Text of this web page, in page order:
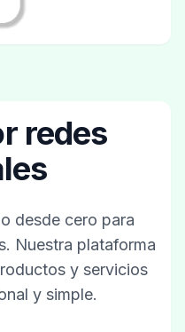
redes
desde cero para
Nuestra plataforma
y servicios
y simple.